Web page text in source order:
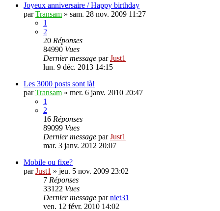
Joyeux anniversaire / Happy birthday
parTransam » sam. 28 nov. 2009 11:27
1
2
20 Réponses
84990 Vues
Dernier message parJust1
lun. 9 déc. 2013 14:15
Les 3000 posts sont là!
parTransam » mer. 6 janv. 2010 20:47
1
2
16 Réponses
89099 Vues
Dernier message parJust1
mar. 3 janv. 2012 20:07
Mobile ou fixe?
parJust1 » jeu. 5 nov. 2009 23:02
7 Réponses
33122 Vues
Dernier message parniet31
ven. 12 févr. 2010 14:02